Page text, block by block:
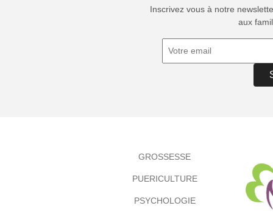
Inscrivez vous à notre
aux
GROSSESSE
PUERICULTURE
PSYCHOLOGIE